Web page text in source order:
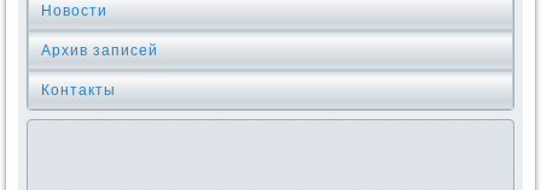
Новости
Архив записей
Контакты